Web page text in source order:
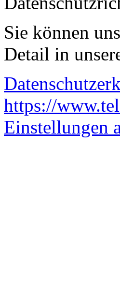
Sie können
Detail in
https://
Einstellungen